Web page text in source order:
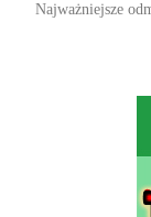
Najważniejsze